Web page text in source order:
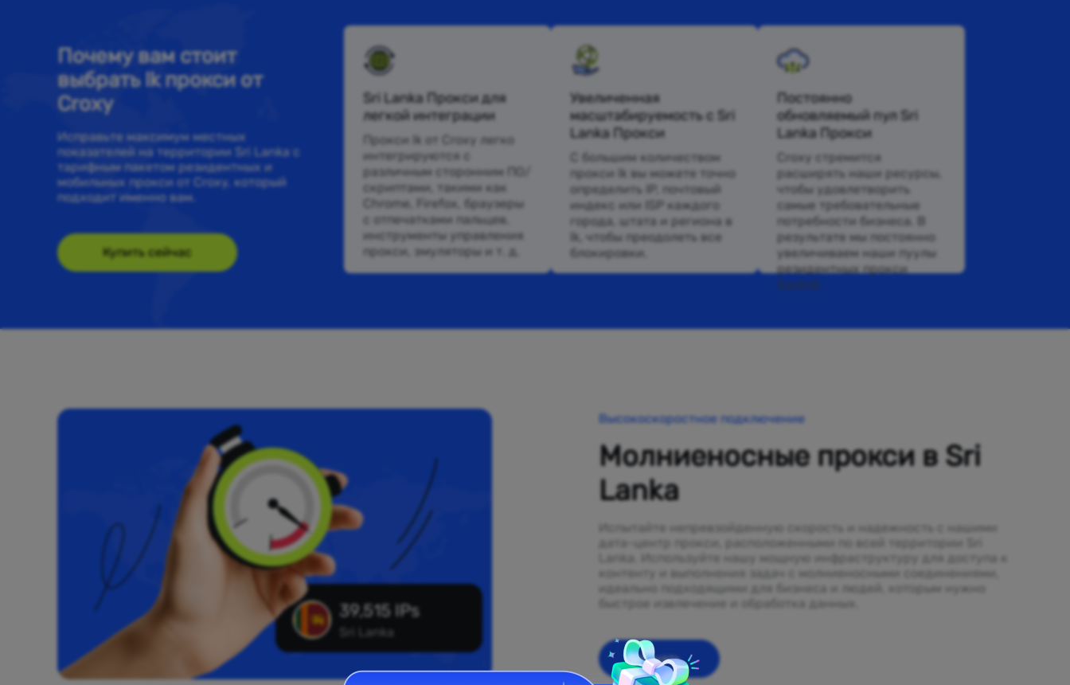
Почему вам стоит
выбрать lk прокси от
Croxy
Исправьте максимум местных
показателей на территории Sri Lanka с
тарифным пакетом резидентных и
мобильных прокси от Croxy, который
подходит именно вам.
Купить сейчас
Sri Lanka Прокси для
легкой интеграции
Прокси lk от Croxy легко
интегрируются с
различным сторонним ПО/
скриптами, такими как
Chrome, Firefox, браузеры
с отпечатками пальцев,
инструменты управления
прокси, эмуляторы и т. д.
Увеличенная
масштабируемость с Sri
Lanka Прокси
С большим количеством
прокси lk вы можете точно
определить IP, почтовый
индекс или ISP каждого
города, штата и региона в
lk, чтобы преодолеть все
блокировки.
Постоянно
обновляемый пул Sri
Lanka Прокси
Croxy стремится
расширять наши ресурсы,
чтобы удовлетворить
самые требовательные
потребности бизнеса. В
результате мы постоянно
увеличиваем наши пуулы
резидентных прокси
Socks5.
39,515 IPs
Sri Lanka
Высокоскоростное подключение
Молниеносные прокси в Sri
Lanka
Испытайте непревзойденную скорость и надежность с нашими
дата-центр прокси, расположенными по всей территории Sri
Lanka. Используйте нашу мощную инфраструктуру для доступа к
контенту и выполнения задач с молниеносными соединениями,
идеально подходящими для бизнеса и людей, которым нужно
быстрое извлечение и обработка данных.
Начать